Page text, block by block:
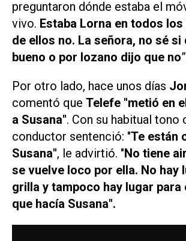
preguntaron dónde estaba el
vivo. Estaba Lorna en todos
de ellos no. La señora, no sé
bueno o por lozano dijo que no
Por otro lado, hace unos días
comentó que Telefe "metió en
a Susana". Con su habitual tono
conductor sentenció: "Te están
Susana", le advirtió. "No tiene
se vuelve loco por ella. No hay
grilla y tampoco hay lugar para
que hacía Susana".